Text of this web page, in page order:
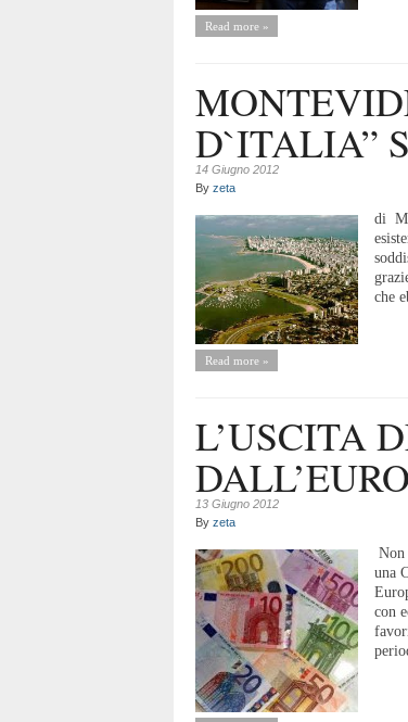
Read more »
D`ITALIA”
14 Giugno 2012
By zeta
di
che
Read more »
L’USCITA
13 Giugno 2012
By zeta
Non
una
con